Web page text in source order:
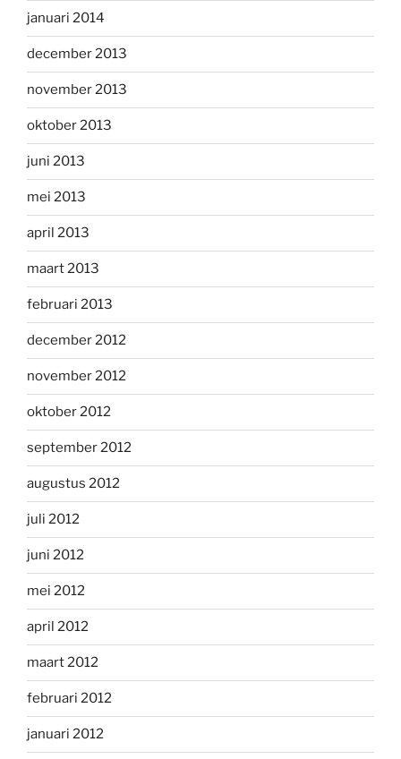
januari 2014
december 2013
november 2013
oktober 2013
juni 2013
mei 2013
april 2013
maart 2013
februari 2013
december 2012
november 2012
oktober 2012
september 2012
augustus 2012
juli 2012
juni 2012
mei 2012
april 2012
maart 2012
februari 2012
januari 2012